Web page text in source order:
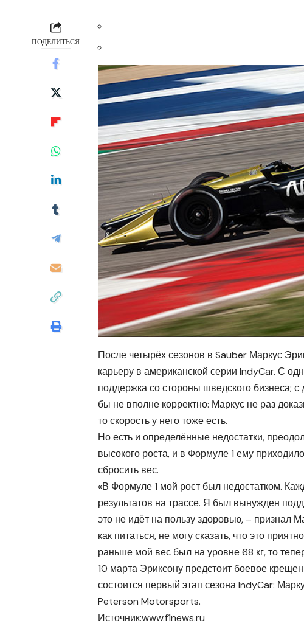
ПОДЕЛИТЬСЯ
После четырёх сезонов в Sauber Маркус
карьеру в американской серии IndyCar. С
поддержка со стороны шведского бизнеса;
бы не вполне корректно: Маркус не раз
то скорость у него тоже есть.
Но есть и определённые недостатки,
высокого роста, и в Формуле 1 ему
сбросить вес.
«В Формуле 1 мой рост был недостатком.
результатов на трассе. Я был вынужден
это не идёт на пользу здоровью, – признал
как питаться, не могу сказать, что это
раньше мой вес был на уровне 68 кг, то
10 марта Эриксону предстоит боевое
состоится первый этап сезона IndyCar:
Peterson Motorsports.
Источник:www.f1news.ru